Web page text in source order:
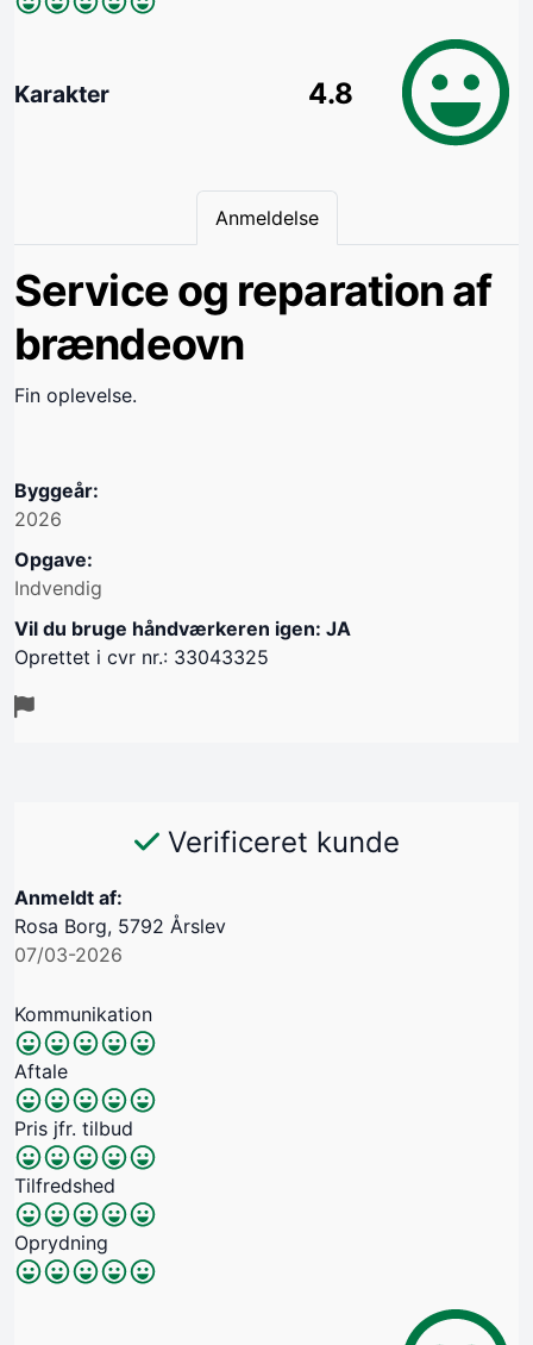
Karakter 4.8
Anmeldelse
Service og reparation af
brændeovn
Fin oplevelse.
Byggeår:
2026
Opgave:
Indvendig
Vil du bruge håndværkeren igen: JA
Oprettet i cvr nr.: 33043325
Verificeret kunde
Anmeldt af:
Rosa Borg, 5792 Årslev
07/03-2026
Kommunikation
Aftale
Pris jfr. tilbud
Tilfredshed
Oprydning